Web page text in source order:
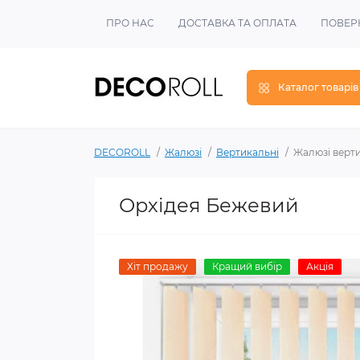
ПРО НАС ДОСТАВКА ТА ОПЛАТА
Каталог товарів
DECOROLL Жалюзі Вертикальні Жалюзі
Орхідея Бежевий
Хіт продажу Кращий вибір Акція